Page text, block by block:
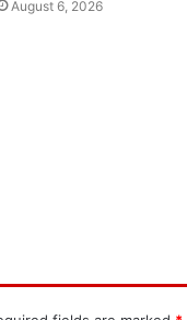
August 6, 2026